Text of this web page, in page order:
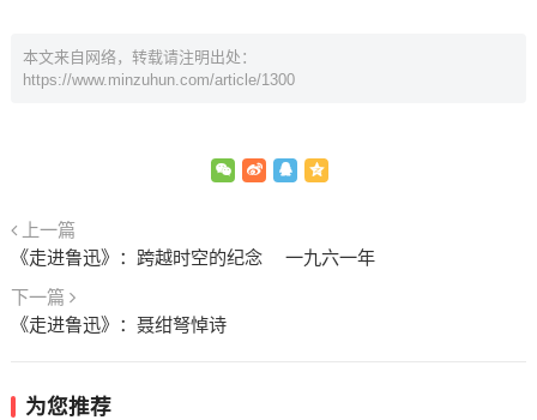
本文来自网络，转载请注明出处：
https://www.minzuhun.com/article/1300
上一篇
《走进鲁迅》：跨越时空的纪念 一九六一年
下一篇
《走进鲁迅》：聂绀弩悼诗
为您推荐